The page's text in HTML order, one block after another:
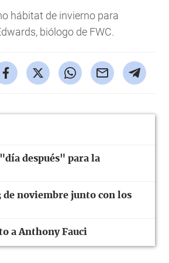
hábitat de invierno para
biólogo de FWC.
después" para la
de noviembre junto con los
a Anthony Fauci